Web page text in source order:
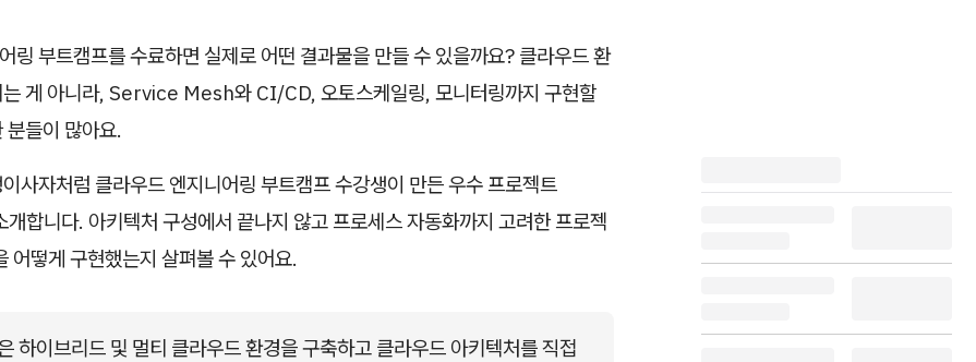
링 부트캠프를 수료하면 실제로 어떤 결과물을 만들 수 있을까요? 클라우드 환
는 게 아니라, Service Mesh와 CI/CD, 오토스케일링, 모니터링까지 구현할
분들이 많아요.
사자처럼 클라우드 엔지니어링 부트캠프 수강생이 만든 우수 프로젝트
합니다. 아키텍처 구성에서 끝나지 않고 프로세스 자동화까지 고려한 프로젝
어떻게 구현했는지 살펴볼 수 있어요.
하이브리드 및 멀티 클라우드 환경을 구축하고 클라우드 아키텍처를 직접